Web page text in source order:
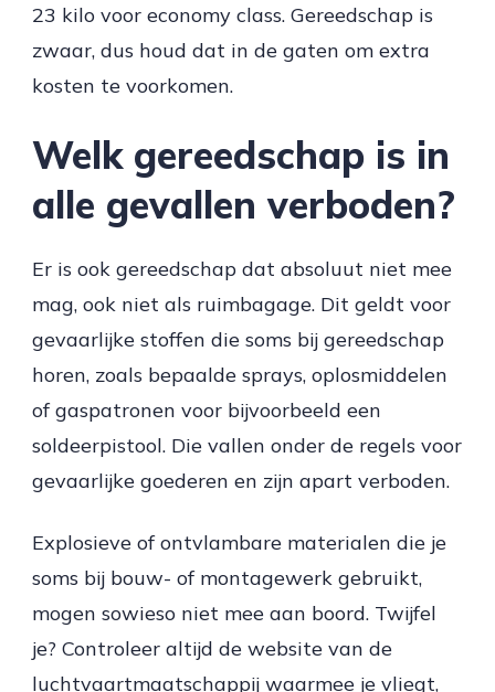
23 kilo voor economy class. Gereedschap is
zwaar, dus houd dat in de gaten om extra
kosten te voorkomen.
Welk gereedschap is in
alle gevallen verboden?
Er is ook gereedschap dat absoluut niet mee
mag, ook niet als ruimbagage. Dit geldt voor
gevaarlijke stoffen die soms bij gereedschap
horen, zoals bepaalde sprays, oplosmiddelen
of gaspatronen voor bijvoorbeeld een
soldeerpistool. Die vallen onder de regels voor
gevaarlijke goederen en zijn apart verboden.
Explosieve of ontvlambare materialen die je
soms bij bouw- of montagewerk gebruikt,
mogen sowieso niet mee aan boord. Twijfel
je? Controleer altijd de website van de
luchtvaartmaatschappij waarmee je vliegt,